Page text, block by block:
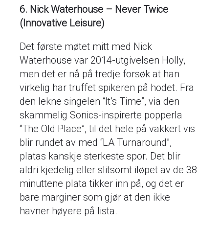
6. Nick Waterhouse – Never Twice
(Innovative Leisure)
Det første møtet mitt med Nick
Waterhouse var 2014-utgivelsen Holly,
men det er nå på tredje forsøk at han
virkelig har truffet spikeren på hodet. Fra
den lekne singelen “It’s Time”, via den
skammelig Sonics-inspirerte popperla
“The Old Place”, til det hele på vakkert vis
blir rundet av med “LA Turnaround”,
platas kanskje sterkeste spor. Det blir
aldri kjedelig eller slitsomt iløpet av de 38
minuttene plata tikker inn på, og det er
bare marginer som gjør at den ikke
havner høyere på lista.